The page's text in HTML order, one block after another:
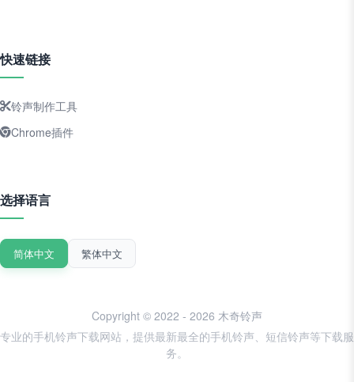
快速链接
铃声制作工具
Chrome插件
选择语言
简体中文 繁体中文
Copyright © 2022 - 2026 木奇铃声
专业的手机铃声下载网站，提供最新最全的手机铃声、短信铃声等下载服
务。